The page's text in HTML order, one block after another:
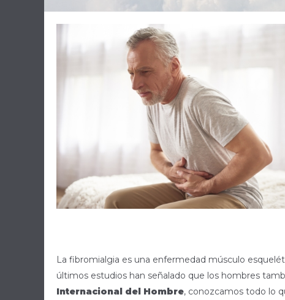
La fibromialgia es una enfermedad músculo
últimos estudios han señalado que los hombres
Internacional del Hombre, conozcamos todo lo